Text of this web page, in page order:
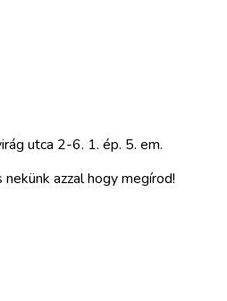
utca 2-6. 1. ép. 5. em.
azzal hogy megírod!